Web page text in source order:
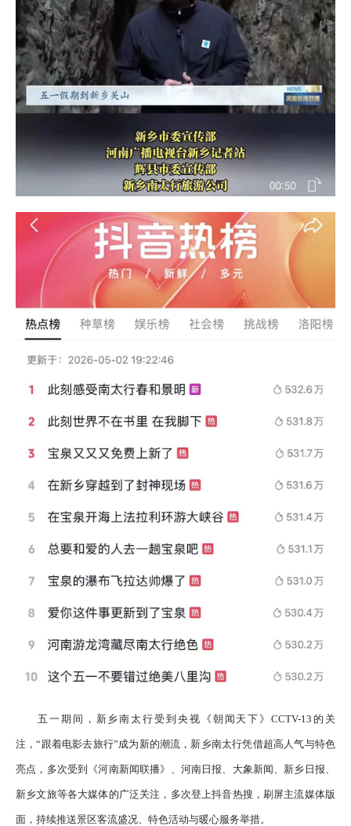
五一期间，新乡南太行受到央视《朝闻天下》CCTV-13的关
注，“跟着电影去旅行”成为新的潮流，新乡南太行凭借超高人气与特色
亮点，多次受到《河南新闻联播》、河南日报、大象新闻、新乡日报、
新乡文旅等各大媒体的广泛关注，多次登上抖音热搜，刷屏主流媒体版
面，持续推送景区客流盛况、特色活动与暖心服务举措。